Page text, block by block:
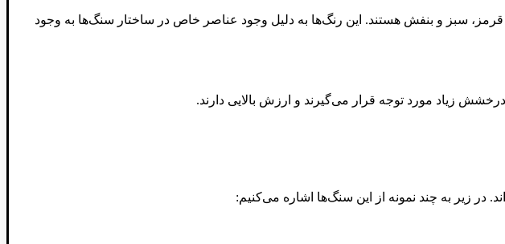
سبز و بنفش هستند. این رنگ‌ها به دلیل وجود عناصر خاص در ساختار سنگ‌ها به وجود
زیاد مورد توجه قرار می‌گیرند و ارزش بالایی دارند.
در زیر به چند نمونه از این سنگ‌ها اشاره می‌کنیم: